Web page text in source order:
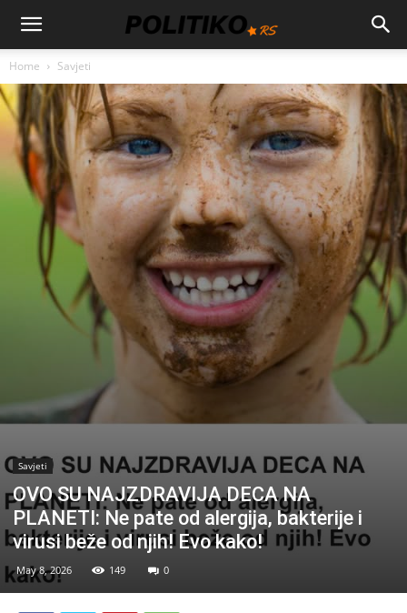
Home Savjeti
Savjeti
OVO SU NAJZDRAVIJA DECA NA
PLANETI: Ne pate od alergija, bakterije i
virusi beže od njih! Evo kako!
May 8, 2026 149 0